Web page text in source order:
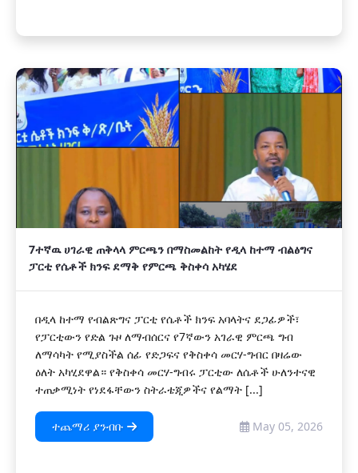
7ተኛዉ ሀገራዊ ጠቅላላ ምርጫን በማስመልከት የዲላ ከተማ ብልፅግና
ፓርቲ የሴቶች ክንፍ ደማቅ የምርጫ ቅስቀሳ አካሄደ
በዲላ ከተማ የብልጽግና ፓርቲ የሴቶች ክንፍ አባላትና ደጋፊዎች፣
የፓርቲውን የድል ጉዞ ለማብሰርና የ7ኛውን አገራዊ ምርጫ ግብ
ለማሳካት የሚያስችል ሰፊ የድጋፍና የቅስቀሳ መርሃ-ግብር በዛሬው
ዕለት አካሂደዋል። የቅስቀሳ መርሃ-ግብሩ ፓርቲው ለሴቶች ሁለንተናዊ
ተጠቃሚነት የነደፋቸውን ስትራቴጂዎችና የልማት [...]
ተጨማሪ ያንብቡ May 05, 2026